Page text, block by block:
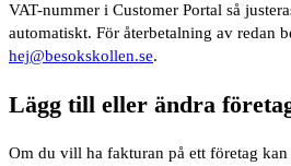
VAT-nummer i Customer Portal så
automatiskt. För återbetalning av redan
hej@besokskollen.se.
Lägg till eller ändra
Om du vill ha fakturan på ett företag